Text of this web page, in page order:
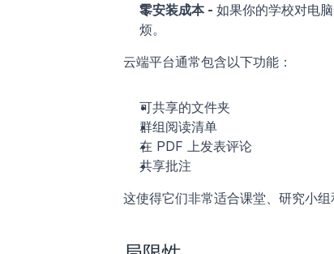
零安装成本 - 如果你的学校对电
烦。
云端平台通常包含以下功能：
可共享的文件夹
群组阅读清单
在 PDF 上发表评论
共享批注
这使得它们非常适合课堂、研究小组